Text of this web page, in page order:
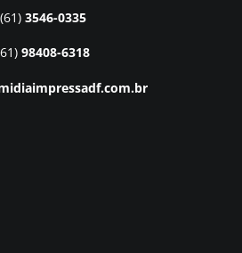
(61)3546-0335
98408-6318